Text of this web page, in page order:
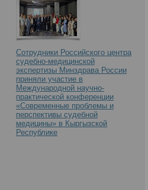
Сотрудники Российского центра
судебно-медицинской
экспертизы Минздрава России
приняли участие в
Международной научно-
практической конференции
«Современные проблемы и
перспективы судебной
медицины» в Кыргызской
Республике